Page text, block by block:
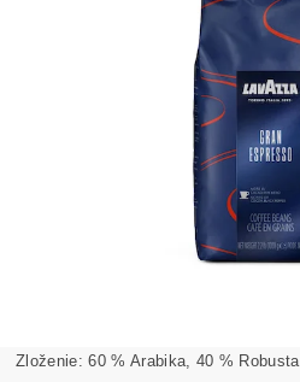
Zloženie: 60 % Arabika, 40 % Robusta